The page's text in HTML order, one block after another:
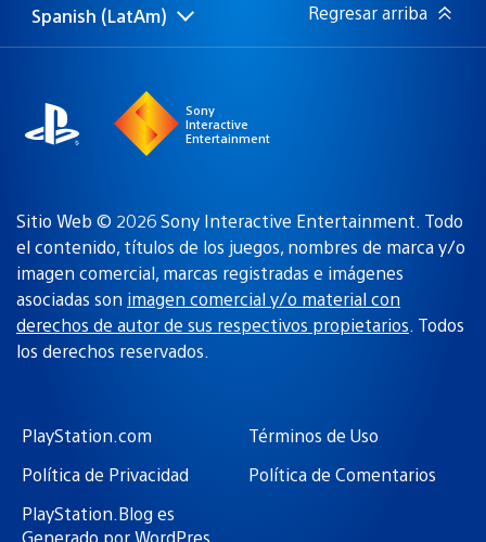
Elige
una
Región
actual:
Spanish (LatAm) Regresar arriba
Sony
Interactive
Entertainment
Sitio Web © 2026 Sony Interactive Entertainment. Todo
el contenido, títulos de los juegos, nombres de marca y/o
imagen comercial, marcas registradas e imágenes
asociadas son imagen comercial y/o material con
derechos de autor de sus respectivos propietarios. Todos
los derechos reservados.
PlayStation.com
Términos de Uso
Política de Privacidad
Política de Comentarios
PlayStation.Blog es
Generado por WordPres